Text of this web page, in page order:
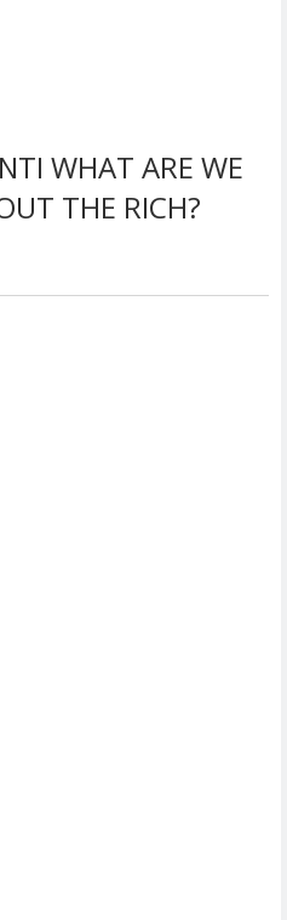
WHAT ARE WE
THE RICH?